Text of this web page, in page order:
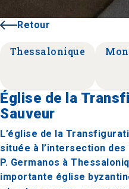
Retour
Thessalonique
Église de la
Sauveur
L’église de la
située à l’intersection
P. Germanos à
importante église